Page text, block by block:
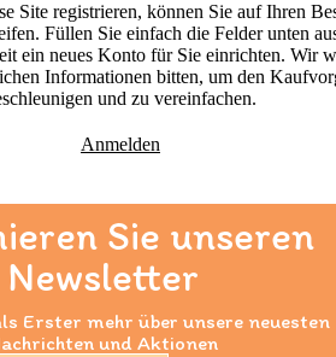
Site registrieren, können Sie auf Ihren
Füllen Sie einfach die Felder unten
ein neues Konto für Sie einrichten. Wir
Informationen bitten, um den
und zu vereinfachen.
Anmelden
Sie unseren
Newsletter
Erster mehr über unsere neuesten
und Aktionen